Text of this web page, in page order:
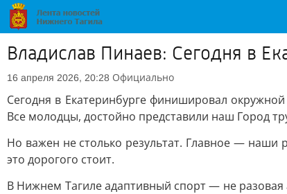
Владислав Пинаев: Сегодня в
16 апреля 2026, 20:28 Официально
Сегодня в Екатеринбурге финишировал
Все молодцы, достойно представили наш Город
Но важен не столько результат. Главное — наши
это дорогого стоит.
В Нижнем Тагиле адаптивный спорт — не